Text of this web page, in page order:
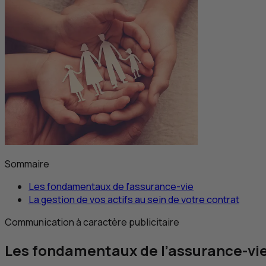
Sommaire
Les fondamentaux de l’assurance-vie
La gestion de vos actifs au sein de votre contrat
Communication à caractère publicitaire
Les fondamentaux de l’assurance-